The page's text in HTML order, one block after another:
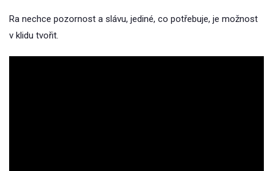
Ra nechce pozornost a slávu, jediné, co potřebuje, je možnost
v klidu tvořit.